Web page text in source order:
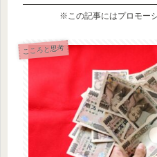
※この記事にはプロモー
こころと思考